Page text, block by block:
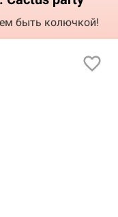
быть колючкой!